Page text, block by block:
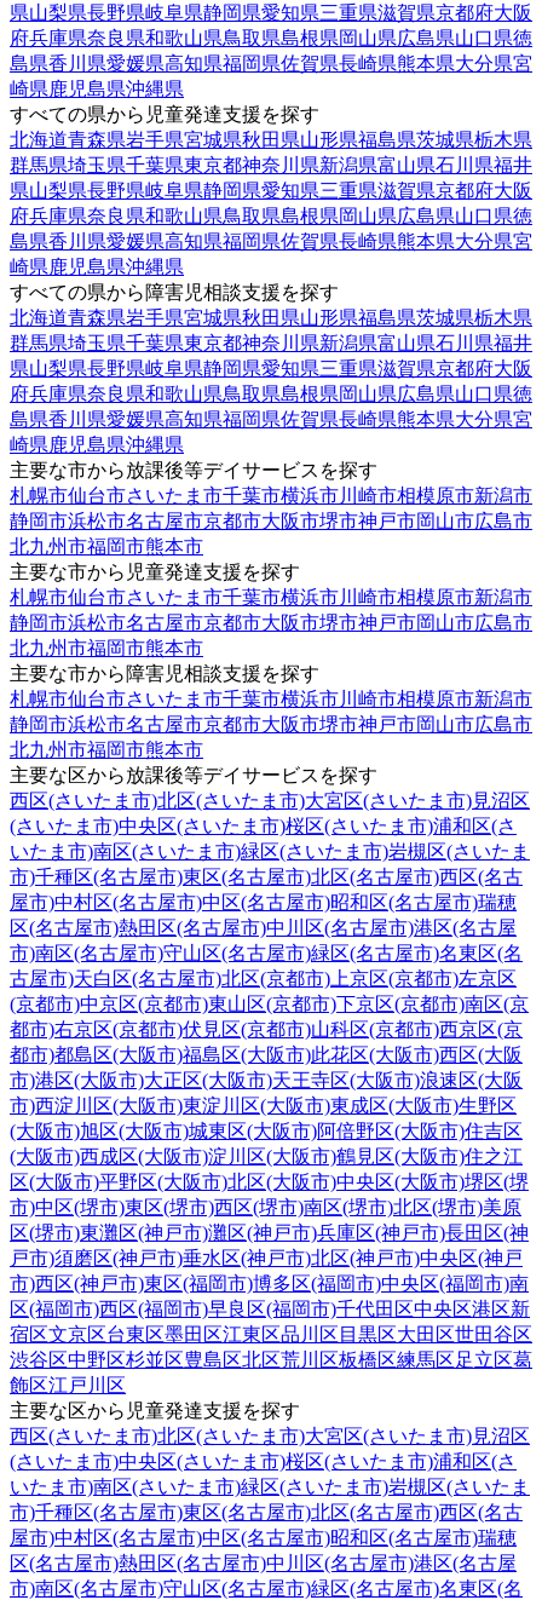
県山梨県長野県岐阜県静岡県愛知県三重県滋賀県京都府大阪
府兵庫県奈良県和歌山県鳥取県島根県岡山県広島県山口県徳
島県香川県愛媛県高知県福岡県佐賀県長崎県熊本県大分県宮
崎県鹿児島県沖縄県
すべての県から児童発達支援を探す
北海道青森県岩手県宮城県秋田県山形県福島県茨城県栃木県
群馬県埼玉県千葉県東京都神奈川県新潟県富山県石川県福井
県山梨県長野県岐阜県静岡県愛知県三重県滋賀県京都府大阪
府兵庫県奈良県和歌山県鳥取県島根県岡山県広島県山口県徳
島県香川県愛媛県高知県福岡県佐賀県長崎県熊本県大分県宮
崎県鹿児島県沖縄県
すべての県から障害児相談支援を探す
北海道青森県岩手県宮城県秋田県山形県福島県茨城県栃木県
群馬県埼玉県千葉県東京都神奈川県新潟県富山県石川県福井
県山梨県長野県岐阜県静岡県愛知県三重県滋賀県京都府大阪
府兵庫県奈良県和歌山県鳥取県島根県岡山県広島県山口県徳
島県香川県愛媛県高知県福岡県佐賀県長崎県熊本県大分県宮
崎県鹿児島県沖縄県
主要な市から放課後等デイサービスを探す
札幌市仙台市さいたま市千葉市横浜市川崎市相模原市新潟市
静岡市浜松市名古屋市京都市大阪市堺市神戸市岡山市広島市
北九州市福岡市熊本市
主要な市から児童発達支援を探す
札幌市仙台市さいたま市千葉市横浜市川崎市相模原市新潟市
静岡市浜松市名古屋市京都市大阪市堺市神戸市岡山市広島市
北九州市福岡市熊本市
主要な市から障害児相談支援を探す
札幌市仙台市さいたま市千葉市横浜市川崎市相模原市新潟市
静岡市浜松市名古屋市京都市大阪市堺市神戸市岡山市広島市
北九州市福岡市熊本市
主要な区から放課後等デイサービスを探す
西区(さいたま市)北区(さいたま市)大宮区(さいたま市)見沼区
(さいたま市)中央区(さいたま市)桜区(さいたま市)浦和区(さ
いたま市)南区(さいたま市)緑区(さいたま市)岩槻区(さいたま
市)千種区(名古屋市)東区(名古屋市)北区(名古屋市)西区(名古
屋市)中村区(名古屋市)中区(名古屋市)昭和区(名古屋市)瑞穂
区(名古屋市)熱田区(名古屋市)中川区(名古屋市)港区(名古屋
市)南区(名古屋市)守山区(名古屋市)緑区(名古屋市)名東区(名
古屋市)天白区(名古屋市)北区(京都市) 上京区(京都市)左京区
(京都市)中京区(京都市)東山区(京都市)下京区(京都市)南区(京
都市)右京区(京都市)伏見区(京都市)山科区(京都市)西京区(京
都市)都島区(大阪市)福島区(大阪市)此花区(大阪市)西区(大阪
市)港区(大阪市)大正区(大阪市)天王寺区(大阪市)浪速区(大阪
市)西淀川区(大阪市)東淀川区(大阪市)東成区(大阪市)生野区
(大阪市)旭区(大阪市)城東区(大阪市)阿倍野区(大阪市)住吉区
(大阪市)西成区(大阪市)淀川区(大阪市)鶴見区(大阪市)住之江
区(大阪市)平野区(大阪市)北区(大阪市)中央区(大阪市)堺区(堺
市)中区(堺市)東区(堺市)西区(堺市)南区(堺市)北区(堺市)美原
区(堺市)東灘区(神戸市)灘区(神戸市)兵庫区(神戸市)長田区(神
戸市)須磨区(神戸市)垂水区(神戸市)北区(神戸市)中央区(神戸
市)西区(神戸市)東区(福岡市)博多区(福岡市)中央区(福岡市)南
区(福岡市)西区(福岡市)早良区(福岡市)千代田区中央区港区新
宿区文京区台東区墨田区江東区品川区 目黒区大田区世田谷区
渋谷区中野区杉並区豊島区北区荒川区板橋区練馬区足立区葛
飾区江戸川区
主要な区から児童発達支援を探す
西区(さいたま市)北区(さいたま市)大宮区(さいたま市)見沼区
(さいたま市)中央区(さいたま市)桜区(さいたま市)浦和区(さ
いたま市)南区(さいたま市)緑区(さいたま市)岩槻区(さいたま
市)千種区(名古屋市)東区(名古屋市)北区(名古屋市)西区(名古
屋市)中村区(名古屋市)中区(名古屋市)昭和区(名古屋市)瑞穂
区(名古屋市)熱田区(名古屋市)中川区(名古屋市)港区(名古屋
市)南区(名古屋市)守山区(名古屋市)緑区(名古屋市)名東区(名